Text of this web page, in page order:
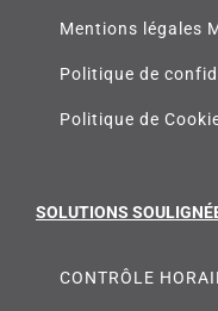
Mentions légales
Politique de
Politique de
SOLUTIONS
CONTRÔLE